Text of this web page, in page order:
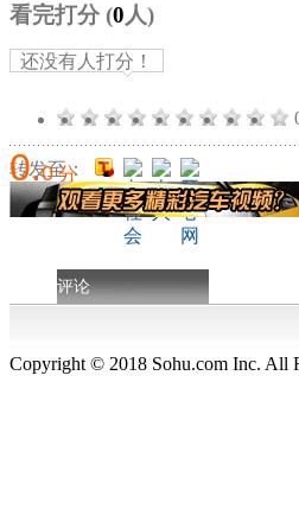
看完打分 (0人)
还没有人打分！
0.0 分
转发至：
评论
Copyright © 2018 Sohu.com Inc. All